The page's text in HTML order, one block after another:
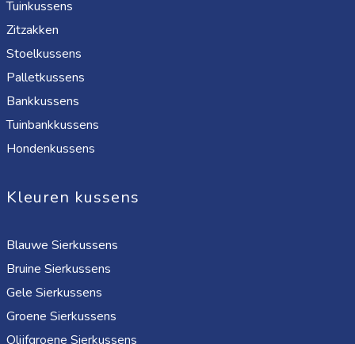
Tuinkussens
Zitzakken
Stoelkussens
Palletkussens
Bankkussens
Tuinbankkussens
Hondenkussens
Kleuren kussens
Blauwe Sierkussens
Bruine Sierkussens
Gele Sierkussens
Groene Sierkussens
Olijfgroene Sierkussens